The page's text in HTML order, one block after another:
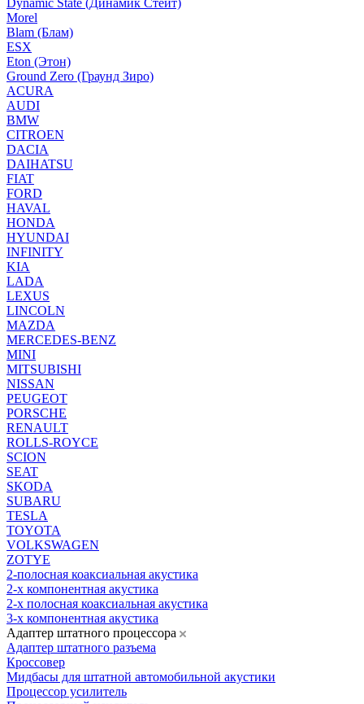
Morel
Blam (Блам)
ESX
Eton (Этон)
Ground Zero (Граунд Зиро)
ACURA
AUDI
BMW
CITROEN
DACIA
DAIHATSU
FIAT
FORD
HAVAL
HONDA
HYUNDAI
INFINITY
KIA
LADA
LEXUS
LINCOLN
MAZDA
MERCEDES-BENZ
MINI
MITSUBISHI
NISSAN
PEUGEOT
PORSCHE
RENAULT
ROLLS-ROYCE
SCION
SEAT
SKODA
SUBARU
TESLA
TOYOTA
VOLKSWAGEN
ZOTYE
2-полосная коаксиальная акустика
2-х компонентная акустика
2-х полосная коаксиальная акустика
3-х компонентная акустика
Адаптер штатного процессора
Адаптер штатного разъема
Кроссовер
Мидбасы для штатной автомобильной акустики
Процессор усилитель